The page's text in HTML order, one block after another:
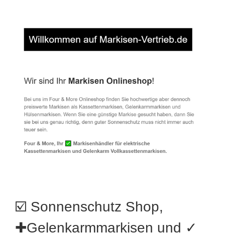
☑️ Sonnenschutz Shop,
✚Gelenkarmmarkisen und ✓